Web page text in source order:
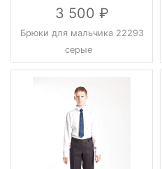
3 500
Брюки для мальчика 22293
серые